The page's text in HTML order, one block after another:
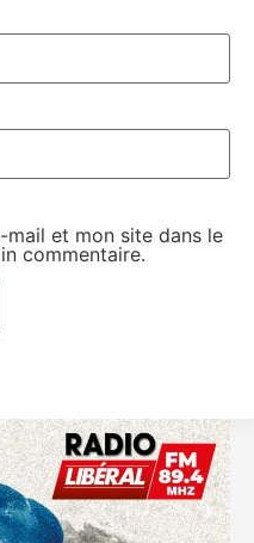
mail et mon site dans le
commentaire.